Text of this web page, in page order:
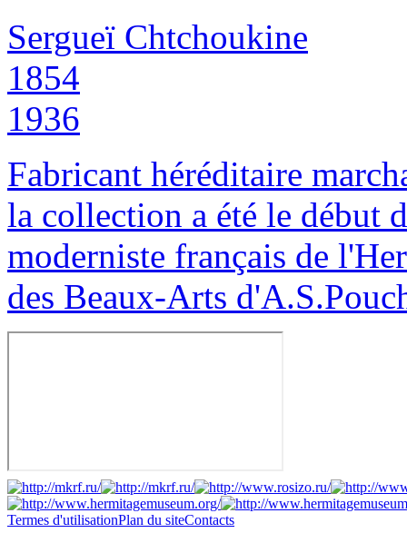
Sergueï Chtchoukine
1854
1936
Fabricant héréditaire
la collection a été le début
moderniste français de
des Beaux-Arts
Termes d'utilisationPlan du siteContacts